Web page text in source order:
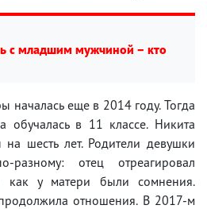
с младшим мужчиной – кто
началась еще в 2014 году. Тогда
в 11 классе. Никита
шесть лет. Родители девушки
разному: отец отреагировал
как у матери были сомнения.
отношения. В 2017-м